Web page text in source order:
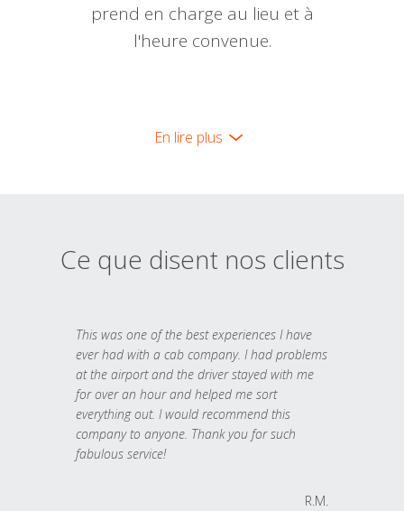
prend en charge au lieu et à
l'heure convenue.
En lire plus
Ce que disent nos clients
This was one of the best experiences I have
ever had with a cab company. I had problems
at the airport and the driver stayed with me
for over an hour and helped me sort
everything out. I would recommend this
company to anyone. Thank you for such
fabulous service!
R.M.